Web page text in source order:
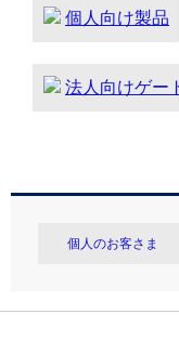
個人向け製品
法人向けゲー
個人のお客さま